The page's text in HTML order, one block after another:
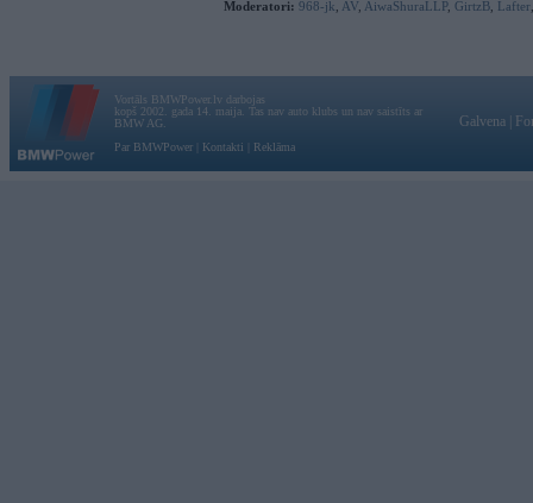
Moderatori: 968-jk AV AiwaShuraLLP, GirtzB Lafter
Vortāls BMWPower.lv darbojas
kopš 2002. gada 14. maija. Tas nav auto klubs un nav saistīts ar
BMW AG.
Par BMWPower
Kontakti Reklāma
Galvena